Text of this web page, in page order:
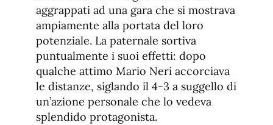
aggrappati ad una gara che si mostrava
ampiamente alla portata del loro
potenziale. La paternale sortiva
puntualmente i suoi effetti: dopo
qualche attimo Mario Neri accorciava
le distanze, siglando il 4-3 a suggello di
un’azione personale che lo vedeva
splendido protagonista.